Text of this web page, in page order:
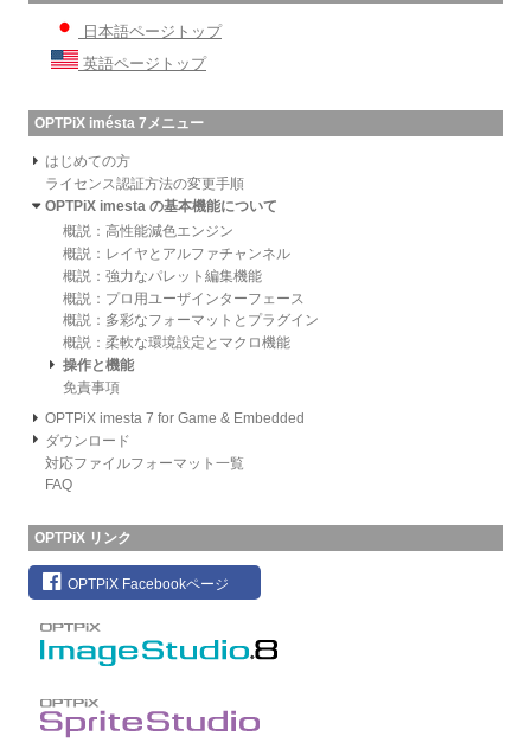
日本語ページトップ
英語ページトップ
OPTPiX imésta 7メニュー
はじめての方
ライセンス認証方法の変更手順
OPTPiX imesta の基本機能について
概説：高性能減色エンジン
概説：レイヤとアルファチャンネル
概説：強力なパレット編集機能
概説：プロ用ユーザインターフェース
概説：多彩なフォーマットとプラグイン
概説：柔軟な環境設定とマクロ機能
操作と機能
免責事項
OPTPiX imesta 7 for Game & Embedded
ダウンロード
対応ファイルフォーマット一覧
FAQ
OPTPiX リンク
OPTPiX Facebookページ